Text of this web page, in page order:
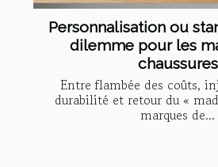
Personnalisation ou
dilemme pour les
chaussures
Entre flambée des coûts,
durabilité et retour du «
marques de...